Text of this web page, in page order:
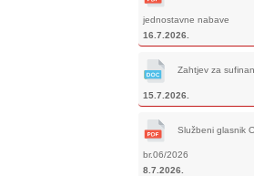
jednostavne nabave
16.7.2026.
Zahtjev za
15.7.2026.
Službeni glasnik
br.06/2026
8.7.2026.